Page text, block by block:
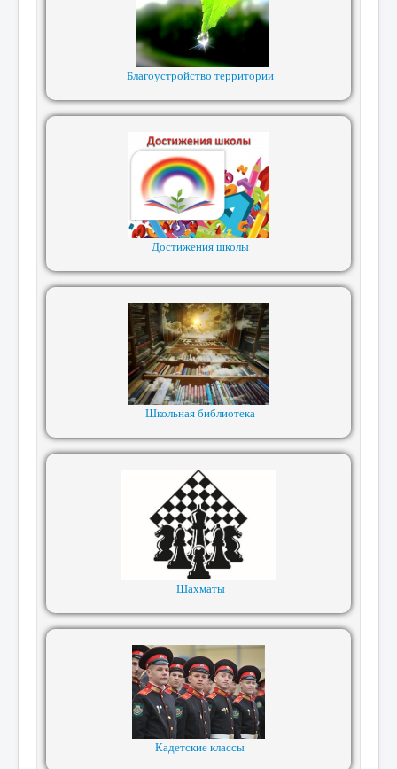
Благоустройство территории
Достижения школы
Школьная библиотека
Шахматы
Кадетские классы